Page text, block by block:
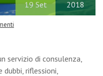
19Set 2018
servizio di consulenza,
riflessioni,